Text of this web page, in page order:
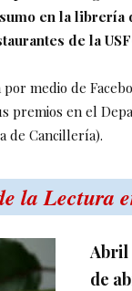
en la librería
de la
medio de
premios en el
de Cancillería).
la Lectura
Abril
de